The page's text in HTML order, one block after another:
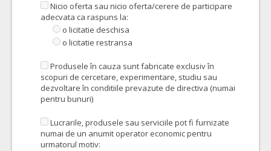
Nicio oferta sau nicio oferta/cerere de participare
adecvata ca raspuns la:
o licitatie deschisa
o licitatie restransa
Produsele în cauza sunt fabricate exclusiv în
scopuri de cercetare, experimentare, studiu sau
dezvoltare în conditiile prevazute de directiva (numai
pentru bunuri)
Lucrarile, produsele sau serviciile pot fi furnizate
numai de un anumit operator economic pentru
urmatorul motiv: